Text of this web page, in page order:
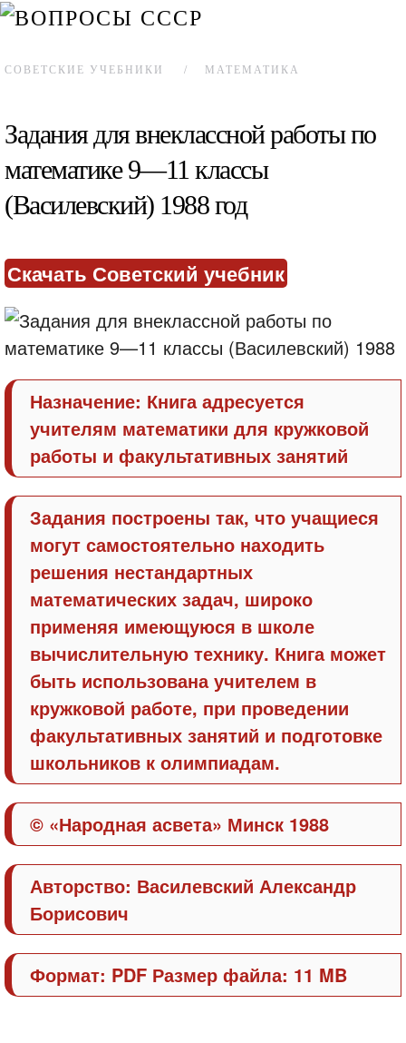
СОВЕТСКИЕ УЧЕБНИКИ МАТЕМАТИКА
Задания для внеклассной работы по
математике 9—11 классы
(Василевский) 1988 год
Скачать Советский учебник
Назначение: Книга адресуется
учителям математики для кружковой
работы и факультативных занятий
Задания построены так, что учащиеся
могут самостоятельно находить
решения нестандартных
математических задач, широко
применяя имеющуюся в школе
вычислительную технику. Книга может
быть использована учителем в
кружковой работе, при проведении
факультативных занятий и подготовке
школьников к олимпиадам.
© «Народная асвета» Минск 1988
Авторство: Василевский Александр
Борисович
Формат: PDF Размер файла: 11 MB